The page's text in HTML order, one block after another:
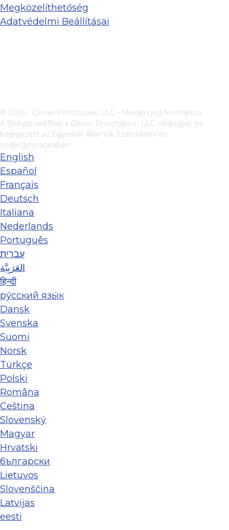
Megközelíthetőség
Adatvédelmi Beállításai
© 2026 - Clever Prototypes, LLC - Minden jog fenntartva.
A StoryboardThat a Clever Prototypes , LLC védjegye, és
bejegyzett az Egyesült Államok Szabadalmi és
Védjegyhivatalában
English
Español
Français
Deutsch
Italiana
Nederlands
Português
עברית
العَرَبِيَّة
हिन्दी
ру́сский язы́к
Dansk
Svenska
Suomi
Norsk
Türkçe
Polski
Româna
Ceština
Slovenský
Magyar
Hrvatski
български
Lietuvos
Slovenščina
Latvijas
eesti